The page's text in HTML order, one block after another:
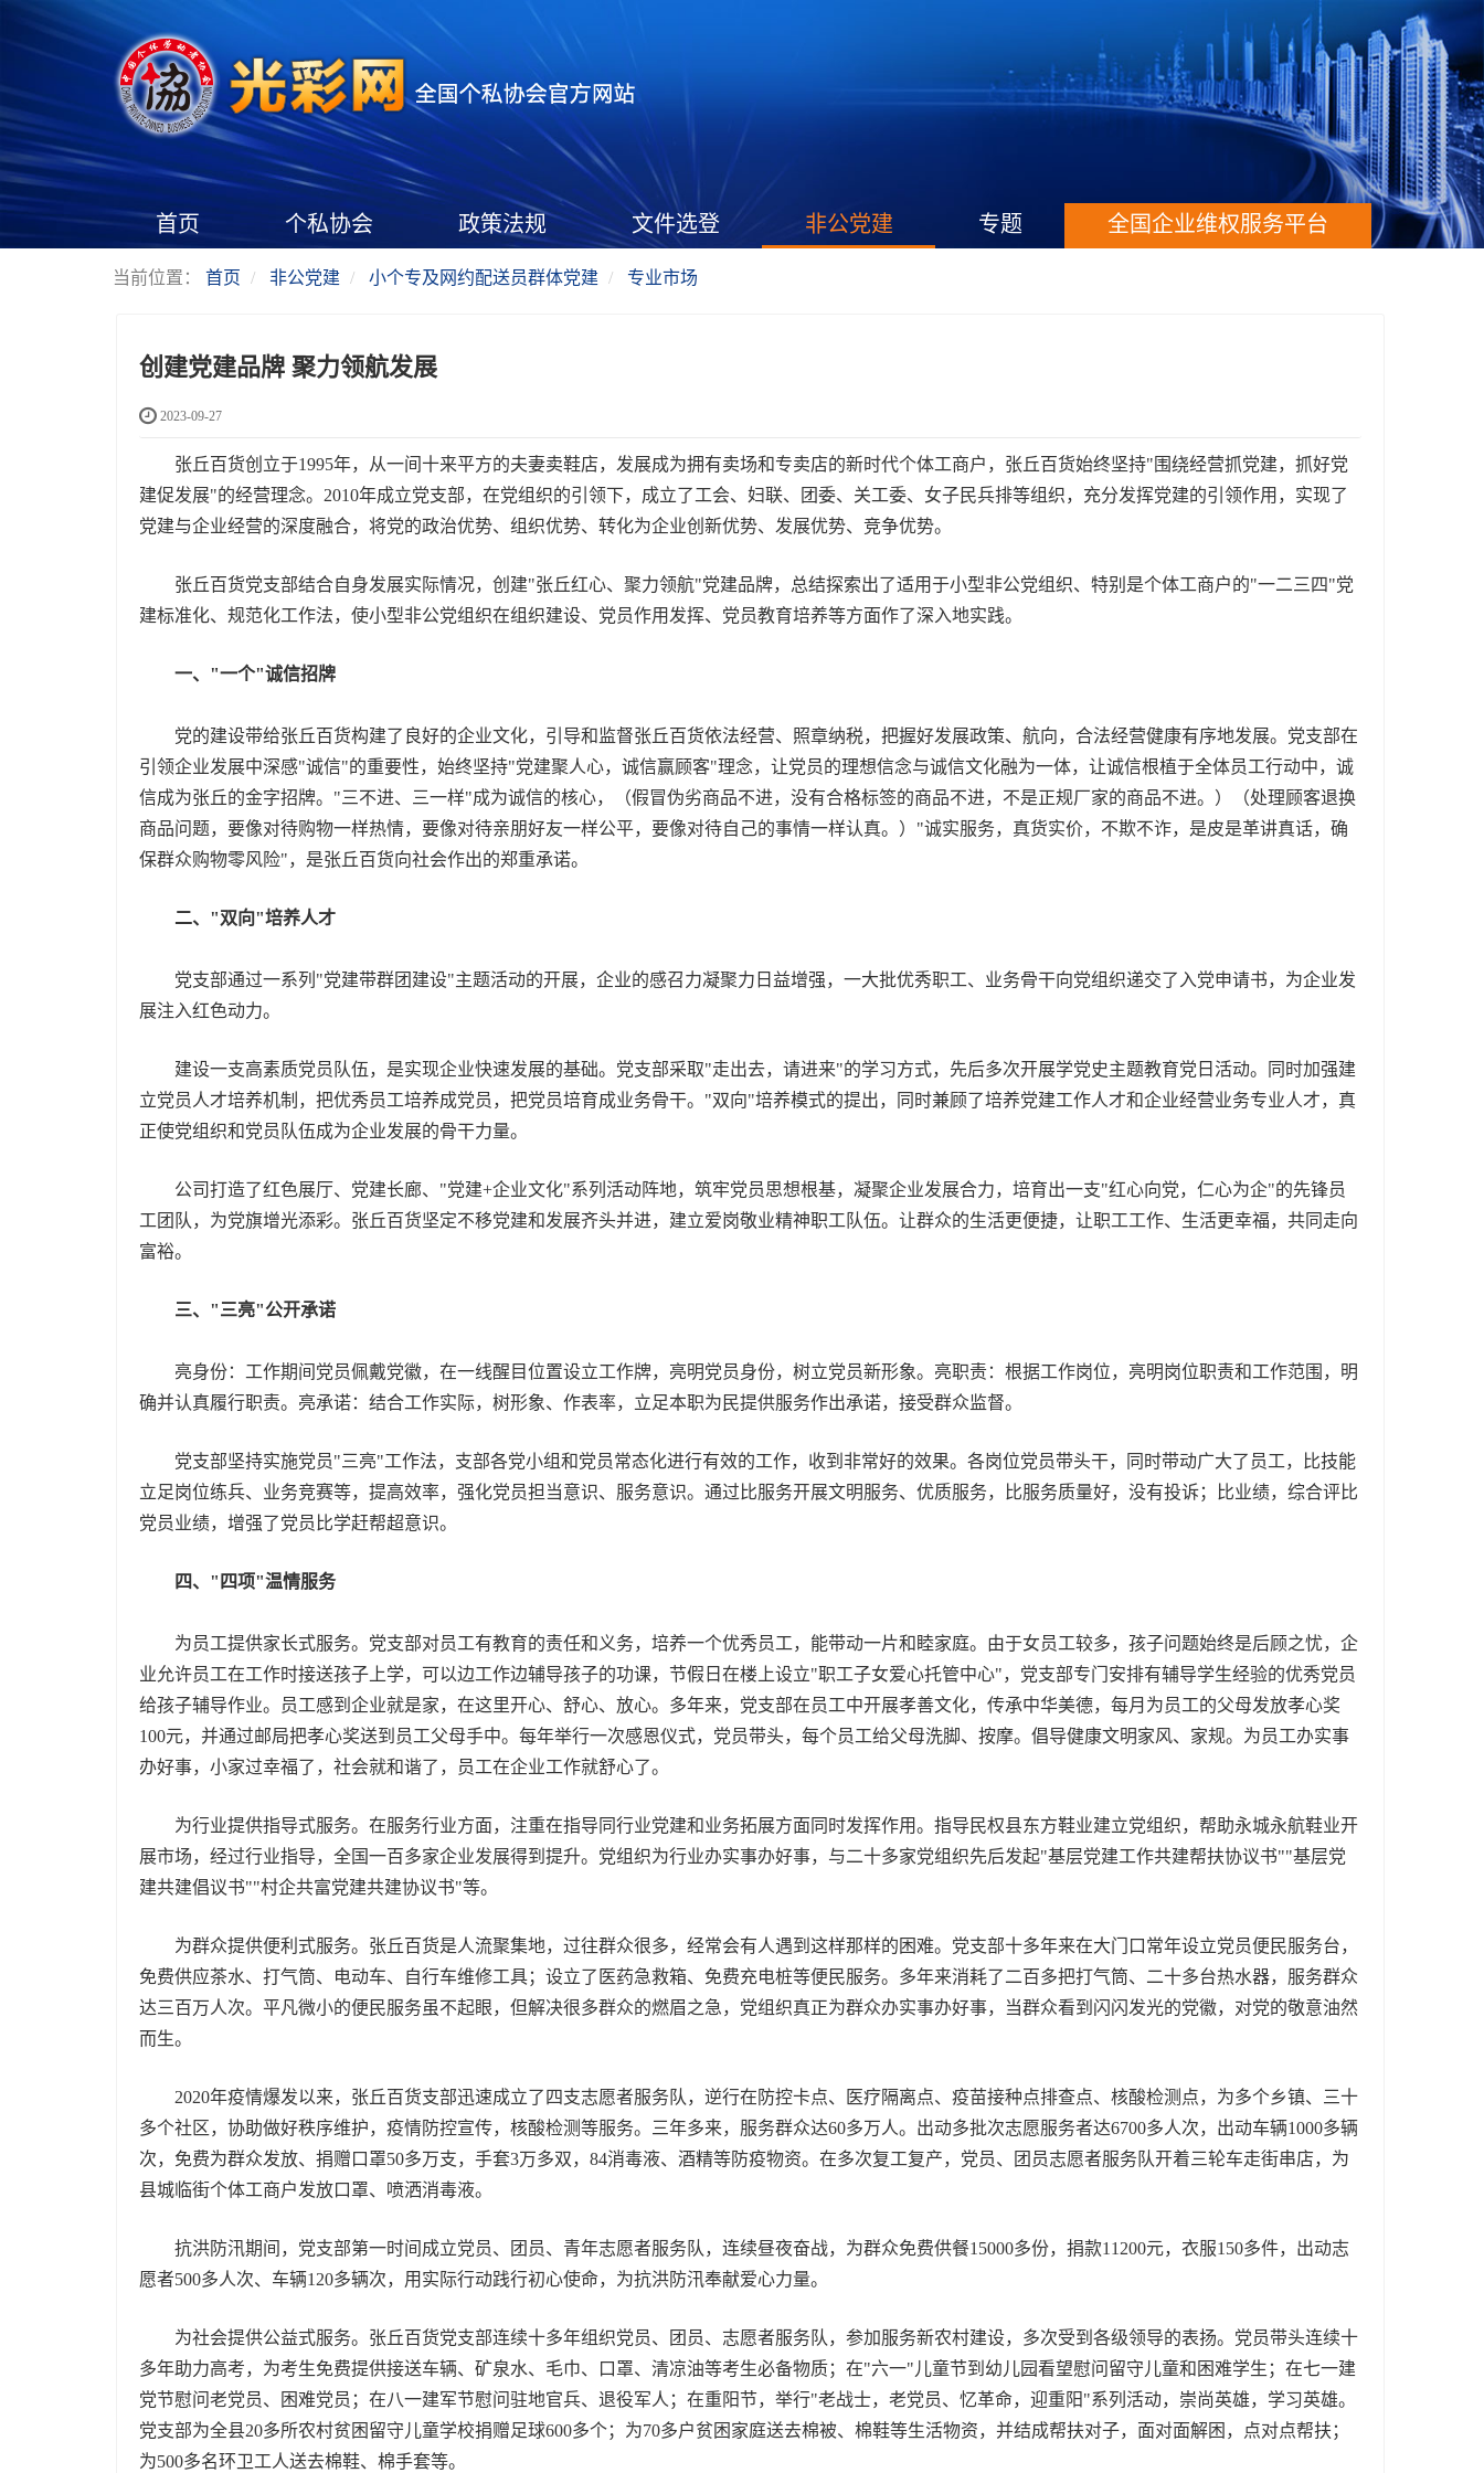
首页 个私协会 政策法规 文件选登 非公党建 专题 全国企业维权服务平台
当前位置： 首页 非公党建 小个专及网约配送员群体党建 专业市场
创建党建品牌 聚力领航发展
2023-09-27
张丘百货创立于1995年，从一间十来平方的夫妻卖鞋店，发展成为拥有卖场和专卖店的新时代个体工商户，张丘百货始终坚持"围绕经营抓党建，抓好党
建促发展"的经营理念。2010年成立党支部，在党组织的引领下，成立了工会、妇联、团委、关工委、女子民兵排等组织，充分发挥党建的引领作用，实现了
党建与企业经营的深度融合，将党的政治优势、组织优势、转化为企业创新优势、发展优势、竞争优势。
张丘百货党支部结合自身发展实际情况，创建"张丘红心、聚力领航"党建品牌，总结探索出了适用于小型非公党组织、特别是个体工商户的"一二三四"党
建标准化、规范化工作法，使小型非公党组织在组织建设、党员作用发挥、党员教育培养等方面作了深入地实践。
一、"一个"诚信招牌
党的建设带给张丘百货构建了良好的企业文化，引导和监督张丘百货依法经营、照章纳税，把握好发展政策、航向，合法经营健康有序地发展。党支部在
引领企业发展中深感"诚信"的重要性，始终坚持"党建聚人心，诚信赢顾客"理念，让党员的理想信念与诚信文化融为一体，让诚信根植于全体员工行动中，诚
信成为张丘的金字招牌。"三不进、三一样"成为诚信的核心，（假冒伪劣商品不进，没有合格标签的商品不进，不是正规厂家的商品不进。）（处理顾客退换
商品问题，要像对待购物一样热情，要像对待亲朋好友一样公平，要像对待自己的事情一样认真。）"诚实服务，真货实价，不欺不诈，是皮是革讲真话，确
保群众购物零风险"，是张丘百货向社会作出的郑重承诺。
二、"双向"培养人才
党支部通过一系列"党建带群团建设"主题活动的开展，企业的感召力凝聚力日益增强，一大批优秀职工、业务骨干向党组织递交了入党申请书，为企业发
展注入红色动力。
建设一支高素质党员队伍，是实现企业快速发展的基础。党支部采取"走出去，请进来"的学习方式，先后多次开展学党史主题教育党日活动。同时加强建
立党员人才培养机制，把优秀员工培养成党员，把党员培育成业务骨干。"双向"培养模式的提出，同时兼顾了培养党建工作人才和企业经营业务专业人才，真
正使党组织和党员队伍成为企业发展的骨干力量。
公司打造了红色展厅、党建长廊、"党建+企业文化"系列活动阵地，筑牢党员思想根基，凝聚企业发展合力，培育出一支"红心向党，仁心为企"的先锋员
工团队，为党旗增光添彩。张丘百货坚定不移党建和发展齐头并进，建立爱岗敬业精神职工队伍。让群众的生活更便捷，让职工工作、生活更幸福，共同走向
富裕。
三、"三亮"公开承诺
亮身份：工作期间党员佩戴党徽，在一线醒目位置设立工作牌，亮明党员身份，树立党员新形象。亮职责：根据工作岗位，亮明岗位职责和工作范围，明
确并认真履行职责。亮承诺：结合工作实际，树形象、作表率，立足本职为民提供服务作出承诺，接受群众监督。
党支部坚持实施党员"三亮"工作法，支部各党小组和党员常态化进行有效的工作，收到非常好的效果。各岗位党员带头干，同时带动广大了员工，比技能
立足岗位练兵、业务竞赛等，提高效率，强化党员担当意识、服务意识。通过比服务开展文明服务、优质服务，比服务质量好，没有投诉；比业绩，综合评比
党员业绩，增强了党员比学赶帮超意识。
四、"四项"温情服务
为员工提供家长式服务。党支部对员工有教育的责任和义务，培养一个优秀员工，能带动一片和睦家庭。由于女员工较多，孩子问题始终是后顾之忧，企
业允许员工在工作时接送孩子上学，可以边工作边辅导孩子的功课，节假日在楼上设立"职工子女爱心托管中心"，党支部专门安排有辅导学生经验的优秀党员
给孩子辅导作业。员工感到企业就是家，在这里开心、舒心、放心。多年来，党支部在员工中开展孝善文化，传承中华美德，每月为员工的父母发放孝心奖
100元，并通过邮局把孝心奖送到员工父母手中。每年举行一次感恩仪式，党员带头，每个员工给父母洗脚、按摩。倡导健康文明家风、家规。为员工办实事
办好事，小家过幸福了，社会就和谐了，员工在企业工作就舒心了。
为行业提供指导式服务。在服务行业方面，注重在指导同行业党建和业务拓展方面同时发挥作用。指导民权县东方鞋业建立党组织，帮助永城永航鞋业开
展市场，经过行业指导，全国一百多家企业发展得到提升。党组织为行业办实事办好事，与二十多家党组织先后发起"基层党建工作共建帮扶协议书""基层党
建共建倡议书""村企共富党建共建协议书"等。
为群众提供便利式服务。张丘百货是人流聚集地，过往群众很多，经常会有人遇到这样那样的困难。党支部十多年来在大门口常年设立党员便民服务台，
免费供应茶水、打气筒、电动车、自行车维修工具；设立了医药急救箱、免费充电桩等便民服务。多年来消耗了二百多把打气筒、二十多台热水器，服务群众
达三百万人次。平凡微小的便民服务虽不起眼，但解决很多群众的燃眉之急，党组织真正为群众办实事办好事，当群众看到闪闪发光的党徽，对党的敬意油然
而生。
2020年疫情爆发以来，张丘百货支部迅速成立了四支志愿者服务队，逆行在防控卡点、医疗隔离点、疫苗接种点排查点、核酸检测点，为多个乡镇、三十
多个社区，协助做好秩序维护，疫情防控宣传，核酸检测等服务。三年多来，服务群众达60多万人。出动多批次志愿服务者达6700多人次，出动车辆1000多辆
次，免费为群众发放、捐赠口罩50多万支，手套3万多双，84消毒液、酒精等防疫物资。在多次复工复产，党员、团员志愿者服务队开着三轮车走街串店，为
县城临街个体工商户发放口罩、喷洒消毒液。
抗洪防汛期间，党支部第一时间成立党员、团员、青年志愿者服务队，连续昼夜奋战，为群众免费供餐15000多份，捐款11200元，衣服150多件，出动志
愿者500多人次、车辆120多辆次，用实际行动践行初心使命，为抗洪防汛奉献爱心力量。
为社会提供公益式服务。张丘百货党支部连续十多年组织党员、团员、志愿者服务队，参加服务新农村建设，多次受到各级领导的表扬。党员带头连续十
多年助力高考，为考生免费提供接送车辆、矿泉水、毛巾、口罩、清凉油等考生必备物质；在"六一"儿童节到幼儿园看望慰问留守儿童和困难学生；在七一建
党节慰问老党员、困难党员；在八一建军节慰问驻地官兵、退役军人；在重阳节，举行"老战士，老党员、忆革命，迎重阳"系列活动，崇尚英雄，学习英雄。
党支部为全县20多所农村贫困留守儿童学校捐赠足球600多个；为70多户贫困家庭送去棉被、棉鞋等生活物资，并结成帮扶对子，面对面解困，点对点帮扶；
为500多名环卫工人送去棉鞋、棉手套等。